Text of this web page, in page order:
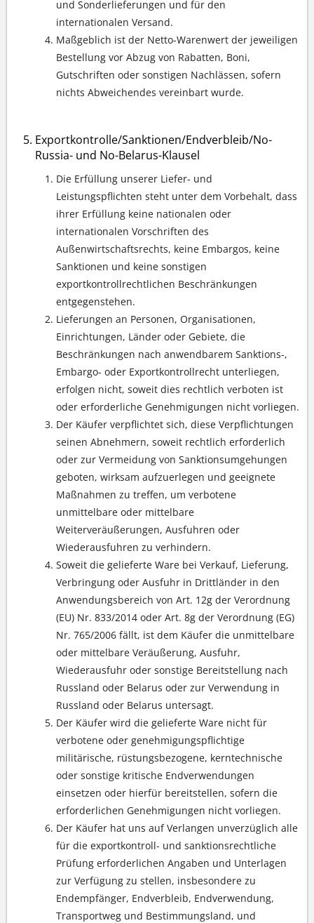
und Sonderlieferungen und für den
internationalen Versand.
Maßgeblich ist der Netto-Warenwert der jeweiligen
Bestellung vor Abzug von Rabatten, Boni,
Gutschriften oder sonstigen Nachlässen, sofern
nichts Abweichendes vereinbart wurde.
Exportkontrolle/Sanktionen/Endverbleib/No-
Russia- und No-Belarus-Klausel
Die Erfüllung unserer Liefer- und
Leistungspflichten steht unter dem Vorbehalt, dass
ihrer Erfüllung keine nationalen oder
internationalen Vorschriften des
Außenwirtschaftsrechts, keine Embargos, keine
Sanktionen und keine sonstigen
exportkontrollrechtlichen Beschränkungen
entgegenstehen.
Lieferungen an Personen, Organisationen,
Einrichtungen, Länder oder Gebiete, die
Beschränkungen nach anwendbarem Sanktions-,
Embargo- oder Exportkontrollrecht unterliegen,
erfolgen nicht, soweit dies rechtlich verboten ist
oder erforderliche Genehmigungen nicht vorliegen.
Der Käufer verpflichtet sich, diese Verpflichtungen
seinen Abnehmern, soweit rechtlich erforderlich
oder zur Vermeidung von Sanktionsumgehungen
geboten, wirksam aufzuerlegen und geeignete
Maßnahmen zu treffen, um verbotene
unmittelbare oder mittelbare
Weiterveräußerungen, Ausfuhren oder
Wiederausfuhren zu verhindern.
Soweit die gelieferte Ware bei Verkauf, Lieferung,
Verbringung oder Ausfuhr in Drittländer in den
Anwendungsbereich von Art. 12g der Verordnung
(EU) Nr. 833/2014 oder Art. 8g der Verordnung (EG)
Nr. 765/2006 fällt, ist dem Käufer die unmittelbare
oder mittelbare Veräußerung, Ausfuhr,
Wiederausfuhr oder sonstige Bereitstellung nach
Russland oder Belarus oder zur Verwendung in
Russland oder Belarus untersagt.
Der Käufer wird die gelieferte Ware nicht für
verbotene oder genehmigungspflichtige
militärische, rüstungsbezogene, kerntechnische
oder sonstige kritische Endverwendungen
einsetzen oder hierfür bereitstellen, sofern die
erforderlichen Genehmigungen nicht vorliegen.
Der Käufer hat uns auf Verlangen unverzüglich alle
für die exportkontroll- und sanktionsrechtliche
Prüfung erforderlichen Angaben und Unterlagen
zur Verfügung zu stellen, insbesondere zu
Endempfänger, Endverbleib, Endverwendung,
Transportweg und Bestimmungsland, und